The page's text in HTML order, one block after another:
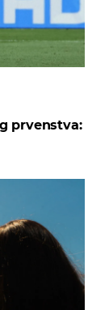
prvenstva: